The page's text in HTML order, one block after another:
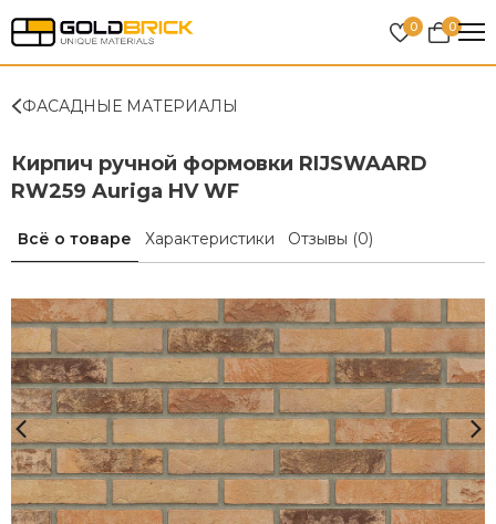
0 0
ФАСАДНЫЕ МАТЕРИАЛЫ
Кирпич ручной формовки RIJSWAARD
RW259 Auriga HV WF
Всё о товаре Характеристики Отзывы (0)